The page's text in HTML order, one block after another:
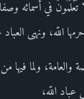
تَعْلَمُونَ في أسمائه
اللّه، ونهى العباد
والعامة، ولما فيها
عباد اللّه،